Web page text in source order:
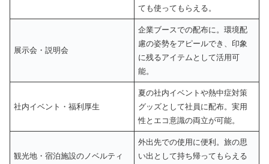
ても使ってもらえる。
展示会・説明会
企業ブースでの配布に。環境配
慮の姿勢をアピールでき、印象
に残るアイテムとして活用可
能。
社内イベント・福利厚生
夏の社内イベントや熱中症対策
グッズとして社員に配布。実用
性とエコ意識の両立が可能。
観光地・宿泊施設のノベルティ
外出先での使用に便利。旅の思
い出として持ち帰ってもらえる